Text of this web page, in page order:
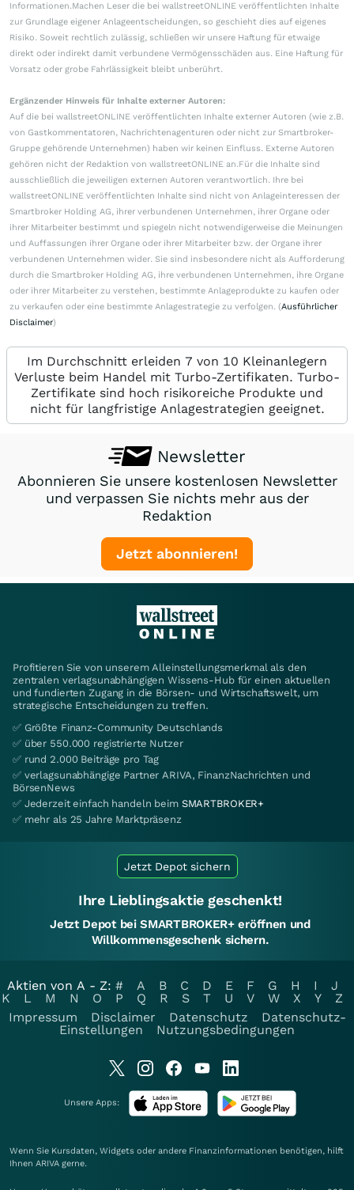
Informationen.Machen Leser die bei wallstreetONLINE veröffentlichten Inhalte
zur Grundlage eigener Anlageentscheidungen, so geschieht dies auf eigenes
Risiko. Soweit rechtlich zulässig, schließen wir unsere Haftung für etwaige
direkt oder indirekt damit verbundene Vermögensschäden aus. Eine Haftung für
Vorsatz oder grobe Fahrlässigkeit bleibt unberührt.
Ergänzender Hinweis für Inhalte externer Autoren:
Auf die bei wallstreetONLINE veröffentlichten Inhalte externer Autoren (wie z.B.
von Gastkommentatoren, Nachrichtenagenturen oder nicht zur Smartbroker-
Gruppe gehörende Unternehmen) haben wir keinen Einfluss. Externe Autoren
gehören nicht der Redaktion von wallstreetONLINE an.Für die Inhalte sind
ausschließlich die jeweiligen externen Autoren verantwortlich. Ihre bei
wallstreetONLINE veröffentlichten Inhalte sind nicht von Anlageinteressen der
Smartbroker Holding AG, ihrer verbundenen Unternehmen, ihrer Organe oder
ihrer Mitarbeiter bestimmt und spiegeln nicht notwendigerweise die Meinungen
und Auffassungen ihrer Organe oder ihrer Mitarbeiter bzw. der Organe ihrer
verbundenen Unternehmen wider. Sie sind insbesondere nicht als Aufforderung
durch die Smartbroker Holding AG, ihre verbundenen Unternehmen, ihre Organe
oder ihrer Mitarbeiter zu verstehen, bestimmte Anlageprodukte zu kaufen oder
zu verkaufen oder eine bestimmte Anlagestrategie zu verfolgen. (Ausführlicher
Disclaimer)
Im Durchschnitt erleiden 7 von 10 Kleinanlegern
Verluste beim Handel mit Turbo-Zertifikaten. Turbo-
Zertifikate sind hoch risikoreiche Produkte und
nicht für langfristige Anlagestrategien geeignet.
Newsletter
Abonnieren Sie unsere kostenlosen Newsletter
und verpassen Sie nichts mehr aus der
Redaktion
Jetzt abonnieren!
Profitieren Sie von unserem Alleinstellungsmerkmal als den
zentralen verlagsunabhängigen Wissens-Hub für einen aktuellen
und fundierten Zugang in die Börsen- und Wirtschaftswelt, um
strategische Entscheidungen zu treffen.
✅ Größte Finanz-Community Deutschlands
✅ über 550.000 registrierte Nutzer
✅ rund 2.000 Beiträge pro Tag
✅ verlagsunabhängige Partner ARIVA, FinanzNachrichten und
BörsenNews
✅ Jederzeit einfach handeln beim SMARTBROKER+
✅ mehr als 25 Jahre Marktpräsenz
Jetzt Depot sichern
Ihre Lieblingsaktie geschenkt!
Jetzt Depot bei SMARTBROKER+ eröffnen und
Willkommensgeschenk sichern.
Aktien von A - Z: # A B C D E F G H I
J
K
L M N O P Q R S T U V W X Y
Z
Impressum
Disclaimer Datenschutz
Datenschutz-
Einstellungen
Nutzungsbedingungen
Unsere Apps:
Wenn Sie Kursdaten, Widgets oder andere Finanzinformationen benötigen, hilft
Ihnen ARIVA gerne.